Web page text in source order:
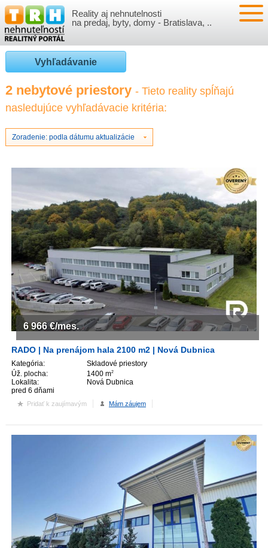
Reality aj nehnutelnosti
na predaj, byty, domy - Bratislava, ..
NEHNUTEĽNOSTI
BYTY
NOVOSTAVBY
NEBYTOVÉ PRIESTORY
GARÁŽE
VLOŽIŤ NEHNUTEĽNOSTI
PRIHLÁSENIE
REGISTRÁCIA
VÝVOJ CIEN REALÍT
ČLÁNKY O REALITÁCH
BÝVANIE A REALITY
FINANCIE
INFO
REALITNÁ INZERCIA NA TRH.SK
CENNÍK REALITNEJ INZERCIE
ZVÝRAZNENIE REALITNÝCH INZERÁTOV
REKLAMA
PARTNERI
OBCHODNÉ PODMIENKY
KONTAKT
Vyhľadávanie
2 nebytové priestory - Tieto reality spĺňajú
nasledujúce vyhľadávacie kritéria:
Zoradenie: podla dátumu aktualizácie
RADO | Na prenájom hala 2100 m2 | Nová Dubnica
Kategória:
Skladové priestory
Úž. plocha:
1400 m2
Lokalita:
Nová Dubnica
pred 6 dňami
6 966 €/mes.
Pridať k zaujímavým Mám záujem